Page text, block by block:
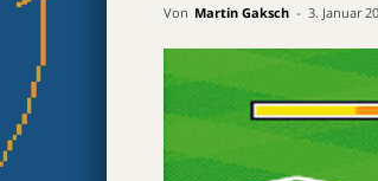
Von Martin Gaksch - 3. Januar